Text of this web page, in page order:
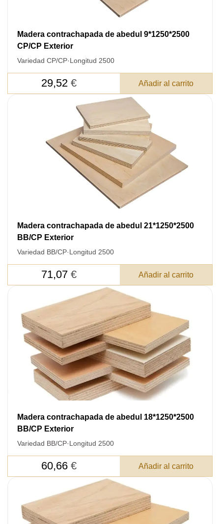
Madera contrachapada de abedul 9*1250*2500
CP/CP Exterior
Variedad CP/CP·Longitud 2500
29,52 € Añadir al carrito
Madera contrachapada de abedul 21*1250*2500
BB/CP Exterior
Variedad BB/CP·Longitud 2500
71,07 € Añadir al carrito
Madera contrachapada de abedul 18*1250*2500
BB/CP Exterior
Variedad BB/CP·Longitud 2500
60,66 € Añadir al carrito
Acepto el procesamientodatos personales
Todos los campos son obligatorios.
Total a pagar: 3050 €
Después de enviar su solicitud, nos
y discutiremos los métodos de pago y entrega.